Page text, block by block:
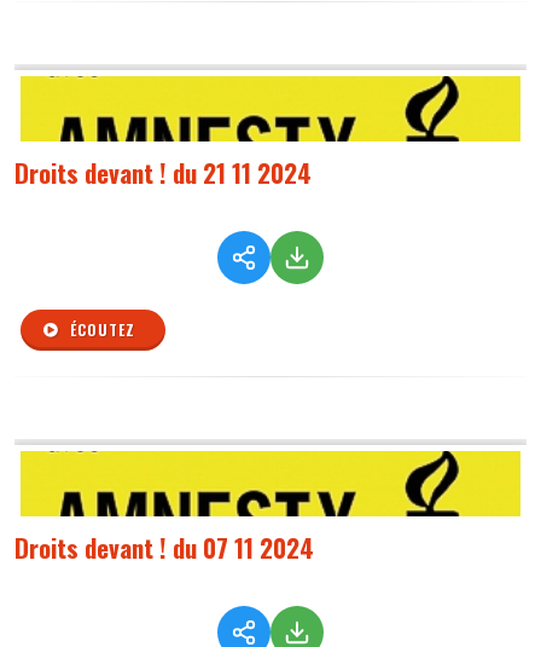
Droits devant ! du 21 11 2024
ÉCOUTEZ
Droits devant ! du 07 11 2024